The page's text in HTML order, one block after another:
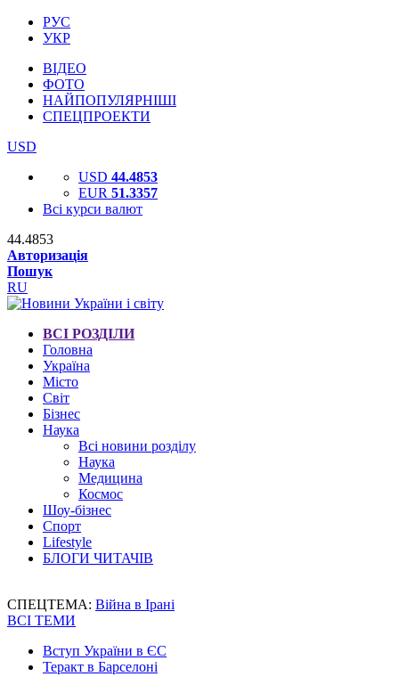
РУС
УКР
ВІДЕО
ФОТО
НАЙПОПУЛЯРНІШІ
СПЕЦПРОЕКТИ
USD
USD 44.4853
EUR 51.3357
Всі курси валют
44.4853
Авторизація
Пошук
RU
ВСІ РОЗДІЛИ
Головна
Україна
Місто
Світ
Бізнес
Наука
Всі новини розділу
Наука
Медицина
Космос
Шоу-бізнес
Спорт
Lifestyle
БЛОГИ ЧИТАЧІВ
СПЕЦТЕМА: Війна в Ірані
ВСІ ТЕМИ
Вступ України в ЄС
Теракт в Барселоні